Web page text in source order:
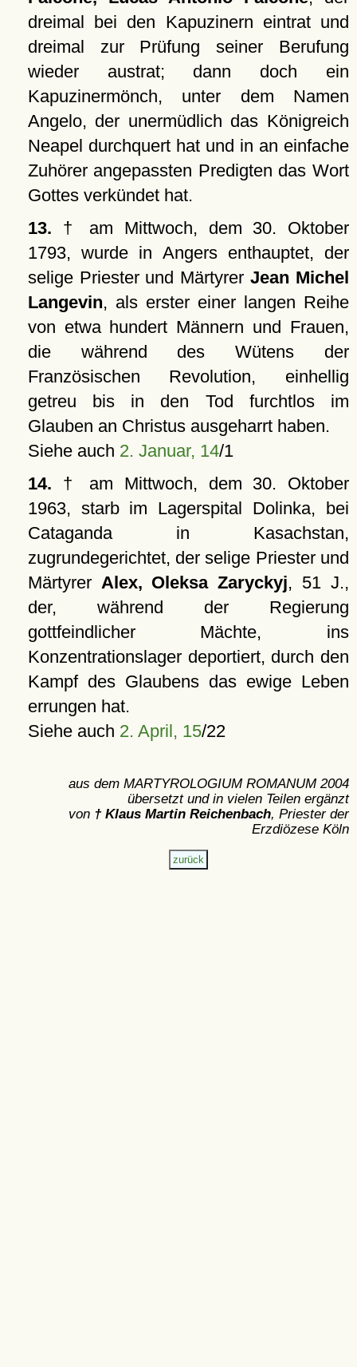
dreimal bei den Kapuzinern eintrat und
dreimal zur Prüfung seiner Berufung
wieder austrat; dann doch ein
Kapuzinermönch, unter dem Namen
Angelo, der unermüdlich das Königreich
Neapel durchquert hat und in an einfache
Zuhörer angepassten Predigten das Wort
Gottes verkündet hat.
13. † am Mittwoch, dem 30. Oktober
1793, wurde in Angers enthauptet, der
selige Priester und MärtyrerJean Michel
Langevin, als erster einer langen Reihe
von etwa hundert Männern und Frauen,
die während des Wütens der
Französischen Revolution, einhellig
getreu bis in den Tod furchtlos im
Glauben an Christus ausgeharrt haben.
Siehe auch 2. Januar, 14/1
14. † am Mittwoch, dem 30. Oktober
1963, starb im Lagerspital Dolinka, bei
Cataganda in Kasachstan,
zugrundegerichtet, der selige Priester und
Märtyrer Alex, Oleksa Zaryckyj, 51 J.,
der, während der Regierung
gottfeindlicher Mächte, ins
Konzentrationslager deportiert, durch den
Kampf des Glaubens das ewige Leben
errungen hat.
Siehe auch 2. April, 15/22
aus dem MARTYROLOGIUM ROMANUM 2004
übersetzt und in vielen Teilen ergänzt
von † Klaus Martin Reichenbach, Priester der
Erzdiözese Köln